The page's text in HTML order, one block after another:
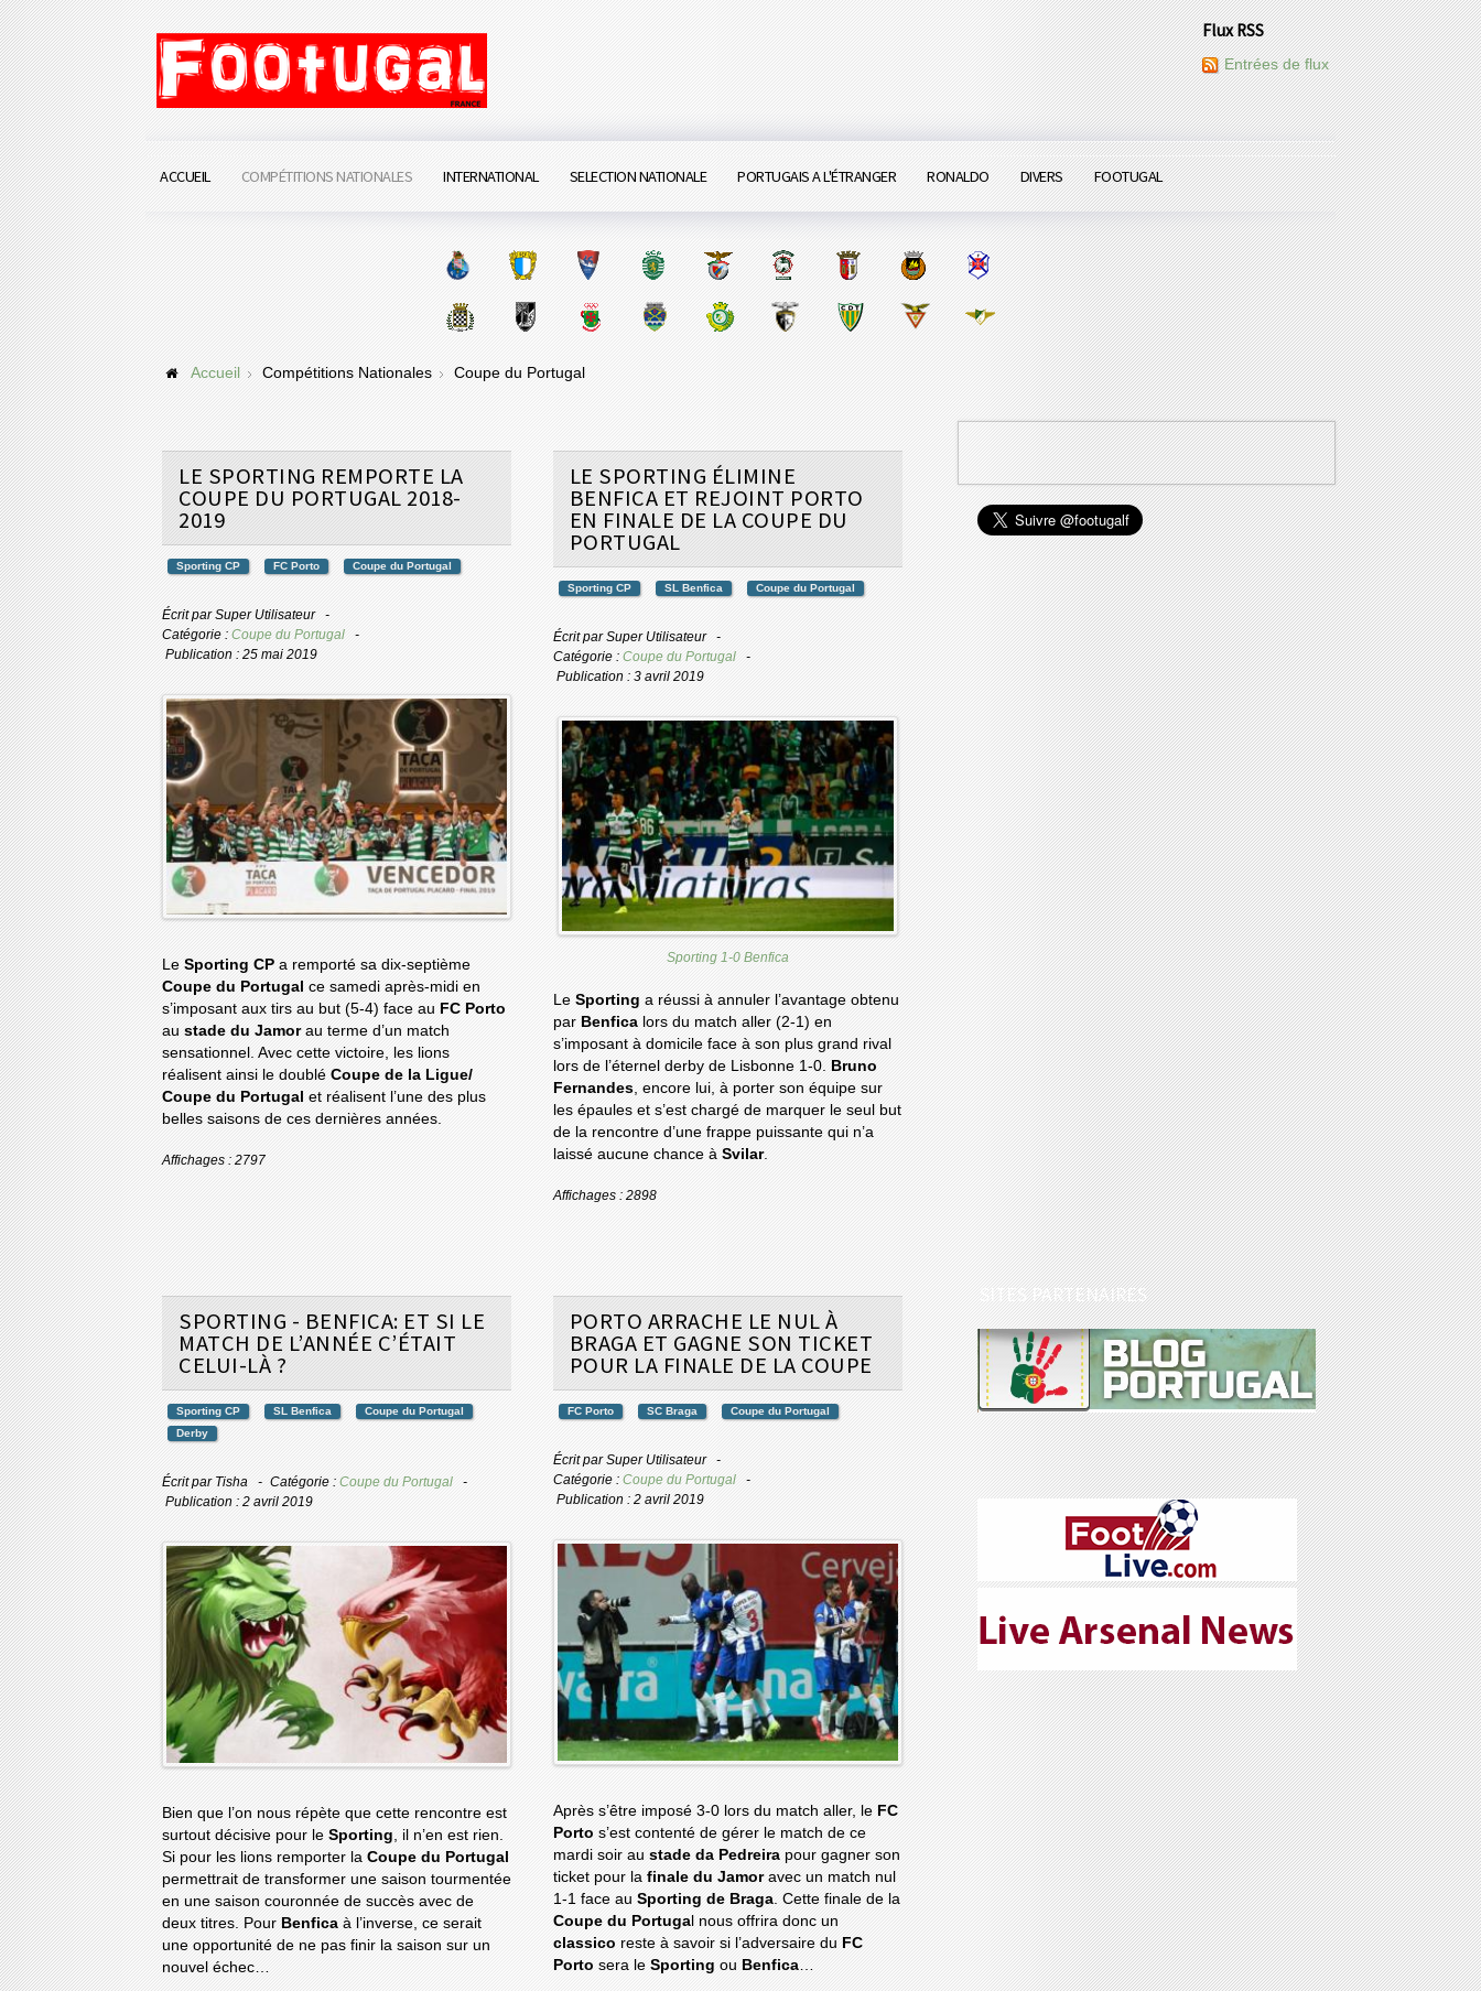
Flux RSS
Entrées de flux
ACCUEIL COMPÉTITIONS NATIONALES INTERNATIONAL SELECTION NATIONALE PORTUGAIS A L'ÉTRANGER RONALDO DIVERS FOOTUGAL
Accueil Compétitions Nationales Coupe du Portugal
LE SPORTING REMPORTE LA
COUPE DU PORTUGAL 2018-
2019
Sporting CP FC Porto Coupe du Portugal
Écrit parSuper Utilisateur
Catégorie : Coupe du Portugal
Publication : 25 mai 2019
Le Sporting CP a remporté sa dix-septième
Coupe du Portugal ce samedi après-midi en
s’imposant aux tirs au but (5-4) face au FC Porto
au stade du Jamorau terme d’un match
sensationnel. Avec cette victoire, les lions
réalisent ainsi le doublé Coupe de la Ligue/
Coupe du Portugal et réalisent l’une des plus
belles saisons de ces dernières années.
Affichages : 2797
LE SPORTING ÉLIMINE
BENFICA ET REJOINT PORTO
EN FINALE DE LA COUPE DU
PORTUGAL
Sporting CP SL Benfica Coupe du Portugal
Écrit parSuper Utilisateur
Catégorie : Coupe du Portugal
Publication : 3 avril 2019
Sporting 1-0 Benfica
Le Sporting a réussi à annuler l’avantage obtenu
par Benfica lors du match aller (2-1) en
s’imposant à domicile face à son plus grand rival
lors de l’éternel derby de Lisbonne 1-0. Bruno
Fernandes, encore lui, à porter son équipe sur
les épaules et s’est chargé de marquer le seul but
de la rencontre d’une frappe puissante qui n’a
laissé aucune chance à Svilar.
Affichages : 2898
SPORTING - BENFICA: ET SI LE
MATCH DE L’ANNÉE C’ÉTAIT
CELUI-LÀ ?
Sporting CP SL Benfica
Coupe du Portugal
Derby
Écrit par Tisha Catégorie : Coupe du Portugal
Publication : 2 avril 2019
Bien que l’on nous répète que cette rencontre est
surtout décisive pour le Sporting , il n’en est rien.
Si pour les lions remporter la Coupe du Portugal
permettrait de transformer une saison tourmentée
en une saison couronnée de succès avec de
deux titres. Pour Benfica à l’inverse, ce serait
une opportunité de ne pas finir la saison sur un
nouvel échec…
PORTO ARRACHE LE NUL À
BRAGA ET GAGNE SON TICKET
POUR LA FINALE DE LA COUPE
FC Porto SC Braga Coupe du Portugal
Écrit parSuper Utilisateur
Catégorie : Coupe du Portugal
Publication : 2 avril 2019
Après s’être imposé 3-0 lors du match aller, le FC
Porto s’est contenté de gérer le match de ce
mardi soir au stade da Pedreirapour gagner son
ticket pour la finale du Jamoravec un match nul
1-1 face au Sporting de Braga. Cette finale de la
Coupe du Portugal nous offrira donc un
classico reste à savoir si l’adversaire du FC
Porto sera le Sporting ou Benfica…
SITES PARTENAIRES